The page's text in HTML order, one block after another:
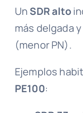
Un SDR alto
más delgada
(menor PN).
Ejemplos
PE100: